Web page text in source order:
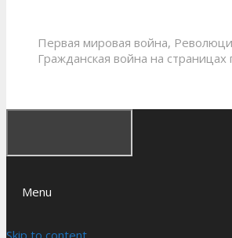
Первая мировая война,
Гражданская война на страницах
Menu
Skip to content